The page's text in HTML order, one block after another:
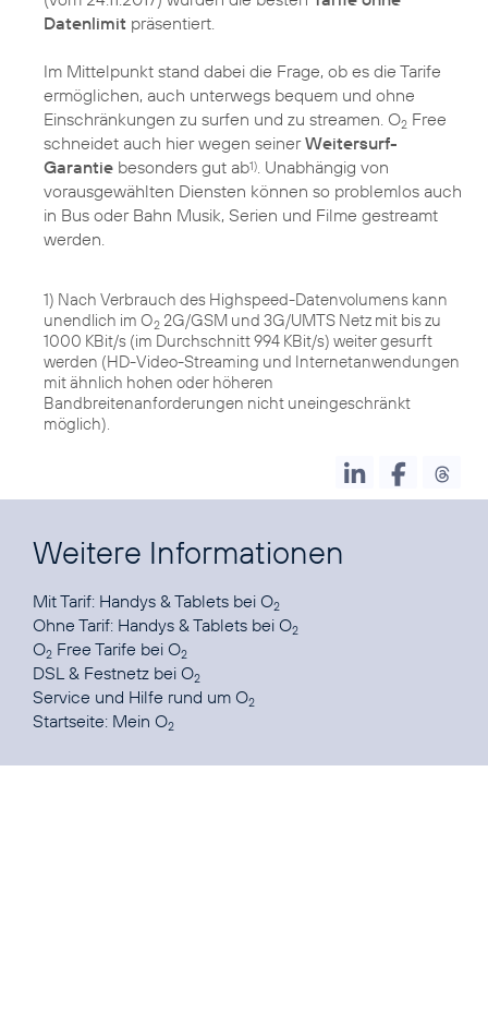
Datenlimit präsentiert.
Im Mittelpunkt stand dabei die Frage, ob es die Tarife
ermöglichen, auch unterwegs bequem und ohne
Einschränkungen zu surfen und zu streamen. O2 Free
schneidet auch hier wegen seinerWeitersurf-
Garantie besonders gut ab1). Unabhängig von
vorausgewählten Diensten können so problemlos auch
in Bus oder Bahn Musik, Serien und Filme gestreamt
werden.
1) Nach Verbrauch des Highspeed-Datenvolumens kann
unendlich im O2 2G/GSM und 3G/UMTS Netz mit bis zu
1000 KBit/s (im Durchschnitt 994 KBit/s) weiter gesurft
werden (HD-Video-Streaming und Internetanwendungen
mit ähnlich hohen oder höheren
Bandbreitenanforderungen nicht uneingeschränkt
möglich).
Weitere Informationen
Mit Tarif: Handys & Tablets bei O2
Ohne Tarif: Handys & Tablets bei O2
O2 Free Tarife bei O2
DSL & Festnetz bei O2
Service und Hilfe rund um O2
Startseite: Mein O2